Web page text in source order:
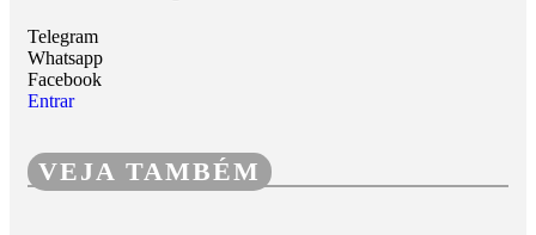
Telegram
Whatsapp
Facebook
Entrar
VEJA TAMBÉM